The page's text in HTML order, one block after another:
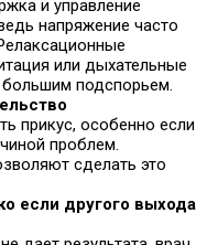
и управление
напряжение часто
или дыхательные
большим подспорьем.
прикус, особенно если
проблем.
сделать это
если другого выхода